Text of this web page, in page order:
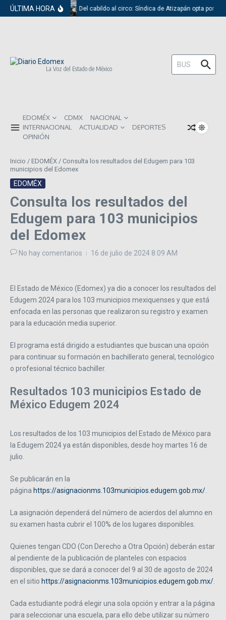
Saltar al contenido
ÚLTIMA HORA Del cabildo al circo: Síndica de Atizapán opta por el
La Voz del Estado de México
Buscar:
EDOMÉX CDMX
NACIONAL
INTERNACIONAL
ACTUALIDAD
DEPORTES
OPINIÓN
Inicio / EDOMÉX / Consulta los resultados del Edugem para 103
municipios del Edomex
EDOMÉX
Consulta los resultados del
Edugem para 103 municipios
del Edomex
No hay comentarios 16 de julio de 2024 8:09 AM
El Estado de México (Edomex) ya dio a conocer los resultados del
Edugem 2024 para los 103 municipios mexiquenses y que está
enfocada en las personas que realizaron su registro y examen
para la educación media superior.
El programa está dirigido a estudiantes que buscan una opción
para continuar su formación en bachillerato general, tecnológico
o profesional técnico bachiller.
Resultados 103 municipios Estado de
México Edugem 2024
Los resultados de los 103 municipios del Estado de México para
la Edugem 2024 ya están disponibles, desde hoy martes 16 de
julio.
Se publicarán en la
página https://asignacionms.103municipios.edugem.gob.mx/.
La asignación dependerá del número de acierdos del alumno en
su examen hasta cubrir el 100% de los lugares disponibles.
Quienes tengan CDO (Con Derecho a Otra Opción) deberán estar
al pendiente de la publicación de planteles con espacios
disponibles, que se dará a conocer del 9 al 30 de agosto de 2024
en el sitio https://asignacionms.103municipios.edugem.gob.mx/.
Cada estudiante podrá elegir una sola opción y entrar a la página
para seleccionar una escuela, para ello debe utilizar su número